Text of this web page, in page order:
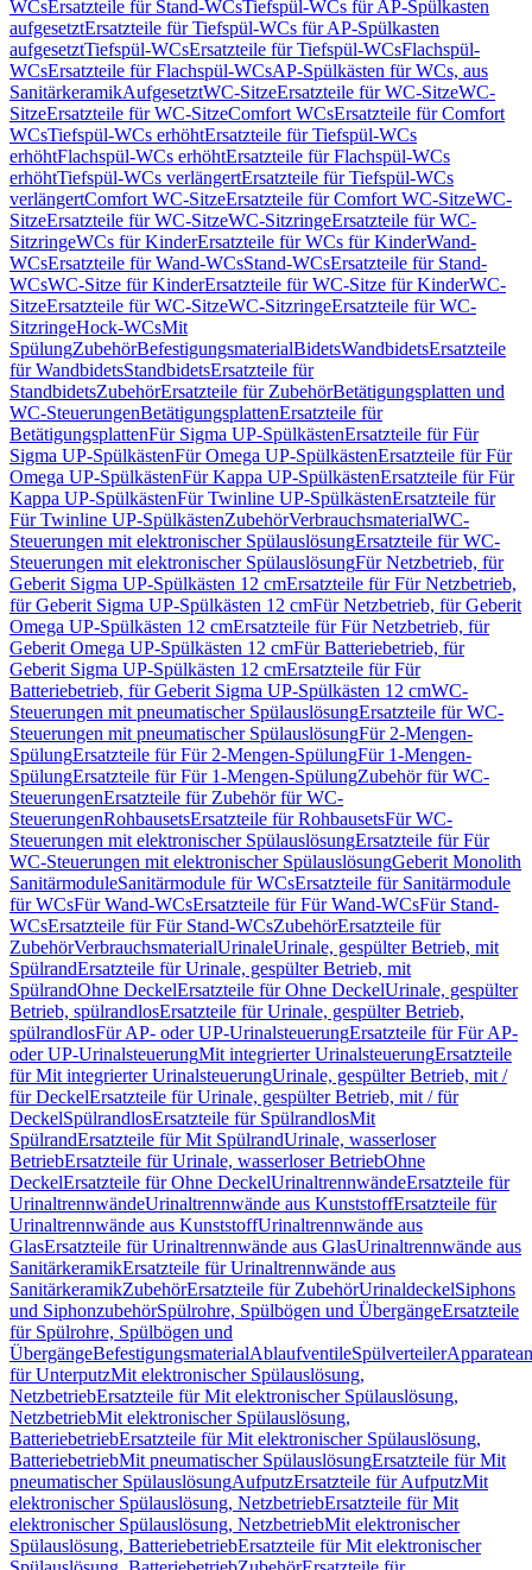
WCsErsatzteile für Stand-WCsTiefspül-WCs für AP-Spülkasten
aufgesetztErsatzteile für Tiefspül-WCs für AP-Spülkasten
aufgesetztTiefspül-WCsErsatzteile für Tiefspül-WCsFlachspül-
WCsErsatzteile für Flachspül-WCsAP-Spülkästen für WCs, aus
SanitärkeramikAufgesetztWC-SitzeErsatzteile für WC-SitzeWC-
SitzeErsatzteile für WC-SitzeComfort WCsErsatzteile für Comfort
WCsTiefspül-WCs erhöhtErsatzteile für Tiefspül-WCs
erhöhtFlachspül-WCs erhöhtErsatzteile für Flachspül-WCs
erhöhtTiefspül-WCs verlängertErsatzteile für Tiefspül-WCs
verlängertComfort WC-SitzeErsatzteile für Comfort WC-SitzeWC-
SitzeErsatzteile für WC-SitzeWC-SitzringeErsatzteile für WC-
SitzringeWCs für KinderErsatzteile für WCs für KinderWand-
WCsErsatzteile für Wand-WCsStand-WCsErsatzteile für Stand-
WCsWC-Sitze für KinderErsatzteile für WC-Sitze für KinderWC-
SitzeErsatzteile für WC-SitzeWC-SitzringeErsatzteile für WC-
SitzringeHock-WCsMit
SpülungZubehörBefestigungsmaterialBidetsWandbidetsErsatzteile
für WandbidetsStandbidetsErsatzteile für
StandbidetsZubehörErsatzteile für ZubehörBetätigungsplatten und
WC-SteuerungenBetätigungsplattenErsatzteile für
BetätigungsplattenFür Sigma UP-SpülkästenErsatzteile für Für
Sigma UP-SpülkästenFür Omega UP-SpülkästenErsatzteile für Für
Omega UP-SpülkästenFür Kappa UP-SpülkästenErsatzteile für Für
Kappa UP-SpülkästenFür Twinline UP-SpülkästenErsatzteile für
Für Twinline UP-SpülkästenZubehörVerbrauchsmaterialWC-
Steuerungen mit elektronischer SpülauslösungErsatzteile für WC-
Steuerungen mit elektronischer SpülauslösungFür Netzbetrieb, für
Geberit Sigma UP-Spülkästen 12 cmErsatzteile für Für Netzbetrieb,
für Geberit Sigma UP-Spülkästen 12 cmFür Netzbetrieb, für Geberit
Omega UP-Spülkästen 12 cmErsatzteile für Für Netzbetrieb, für
Geberit Omega UP-Spülkästen 12 cmFür Batteriebetrieb, für
Geberit Sigma UP-Spülkästen 12 cmErsatzteile für Für
Batteriebetrieb, für Geberit Sigma UP-Spülkästen 12 cmWC-
Steuerungen mit pneumatischer SpülauslösungErsatzteile für WC-
Steuerungen mit pneumatischer SpülauslösungFür 2-Mengen-
SpülungErsatzteile für Für 2-Mengen-SpülungFür 1-Mengen-
SpülungErsatzteile für Für 1-Mengen-SpülungZubehör für WC-
SteuerungenErsatzteile für Zubehör für WC-
SteuerungenRohbausetsErsatzteile für RohbausetsFür WC-
Steuerungen mit elektronischer SpülauslösungErsatzteile für Für
WC-Steuerungen mit elektronischer SpülauslösungGeberit Monolith
SanitärmoduleSanitärmodule für WCsErsatzteile für Sanitärmodule
für WCsFür Wand-WCsErsatzteile für Für Wand-WCsFür Stand-
WCsErsatzteile für Für Stand-WCsZubehörErsatzteile für
ZubehörVerbrauchsmaterialUrinaleUrinale, gespülter Betrieb, mit
SpülrandErsatzteile für Urinale, gespülter Betrieb, mit
SpülrandOhne DeckelErsatzteile für Ohne DeckelUrinale, gespülter
Betrieb, spülrandlosErsatzteile für Urinale, gespülter Betrieb,
spülrandlosFür AP- oder UP-UrinalsteuerungErsatzteile für Für AP-
oder UP-UrinalsteuerungMit integrierter UrinalsteuerungErsatzteile
für Mit integrierter UrinalsteuerungUrinale, gespülter Betrieb, mit /
für DeckelErsatzteile für Urinale, gespülter Betrieb, mit / für
DeckelSpülrandlosErsatzteile für SpülrandlosMit
SpülrandErsatzteile für Mit SpülrandUrinale, wasserloser
BetriebErsatzteile für Urinale, wasserloser BetriebOhne
DeckelErsatzteile für Ohne DeckelUrinaltrennwändeErsatzteile für
UrinaltrennwändeUrinaltrennwände aus KunststoffErsatzteile für
Urinaltrennwände aus KunststoffUrinaltrennwände aus
GlasErsatzteile für Urinaltrennwände aus GlasUrinaltrennwände aus
SanitärkeramikErsatzteile für Urinaltrennwände aus
SanitärkeramikZubehörErsatzteile für ZubehörUrinaldeckelSiphons
und SiphonzubehörSpülrohre, Spülbögen und ÜbergängeErsatzteile
für Spülrohre, Spülbögen und
ÜbergängeBefestigungsmaterialAblaufventileSpülverteiler
für UnterputzMit elektronischer Spülauslösung,
NetzbetriebErsatzteile für Mit elektronischer Spülauslösung,
NetzbetriebMit elektronischer Spülauslösung,
BatteriebetriebErsatzteile für Mit elektronischer Spülauslösung,
BatteriebetriebMit pneumatischer SpülauslösungErsatzteile für Mit
pneumatischer SpülauslösungAufputzErsatzteile für AufputzMit
elektronischer Spülauslösung, NetzbetriebErsatzteile für Mit
elektronischer Spülauslösung, NetzbetriebMit elektronischer
Spülauslösung, BatteriebetriebErsatzteile für Mit elektronischer